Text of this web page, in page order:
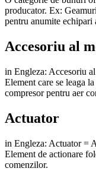
producator. Ex:
pentru anumite echipari
Accesoriu al
in Engleza: Accesoriu
Element care se leaga
compresor pentru aer
Actuator
in Engleza: Actuator =
Element de actionare
comenzilor.